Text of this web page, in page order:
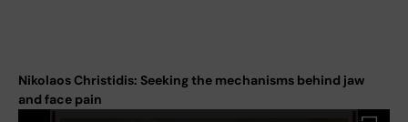
Nikolaos Christidis: Seeking the mechanisms behind jaw
and face pain